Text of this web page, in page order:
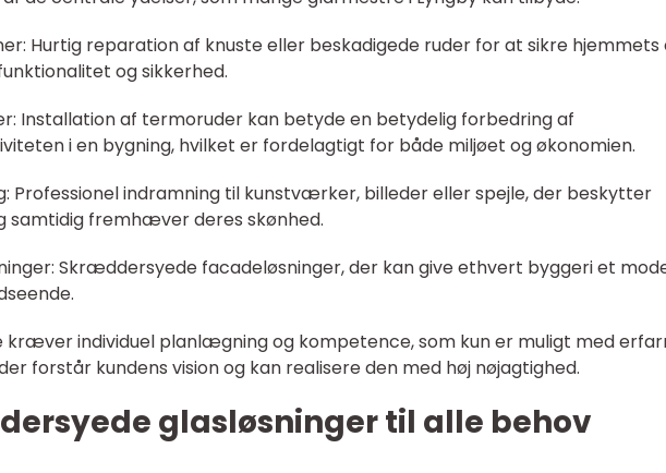
Hurtig reparation af knuste eller beskadigede ruder for at sikre hjemmets
og sikkerhed.
Installation af termoruder kan betyde en betydelig forbedring af
i en bygning, hvilket er fordelagtigt for både miljøet og økonomien.
Professionel indramning til kunstværker, billeder eller spejle, der beskytter
fremhæver deres skønhed.
Skræddersyede facadeløsninger, der kan give ethvert byggeri et
kræver individuel planlægning og kompetence, som kun er muligt med
forstår kundens vision og kan realisere den med høj nøjagtighed.
glasløsninger til alle behov